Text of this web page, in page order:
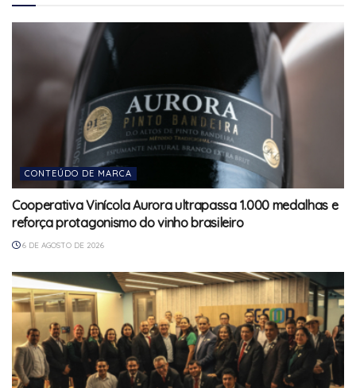
CONTEÚDO DE MARCA
Cooperativa Vinícola Aurora ultrapassa 1.000 medalhas e
reforça protagonismo do vinho brasileiro
6 DE AGOSTO DE 2026